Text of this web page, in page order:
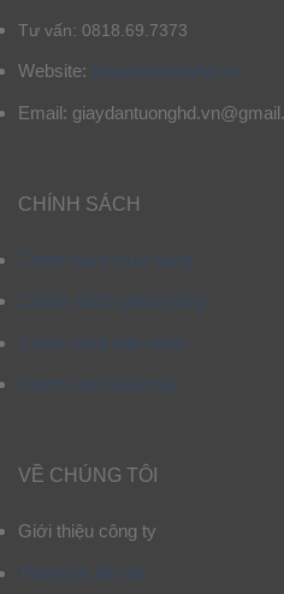
Tư vấn: 0818.69.7373
Website: giaydantuonghd.vn
Email:
CHÍNH SÁCH
Chính sách mua hàng
Chính sách giao hàng
Chính sách bảo hành
Chính sách bảo mật
VỀ CHÚNG TÔI
Giới thiệu công ty
Thông tin liên hệ